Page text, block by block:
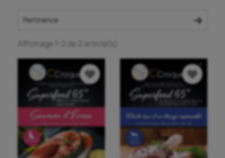
Pertinence
Affichage 1-2 de 2 article(s)